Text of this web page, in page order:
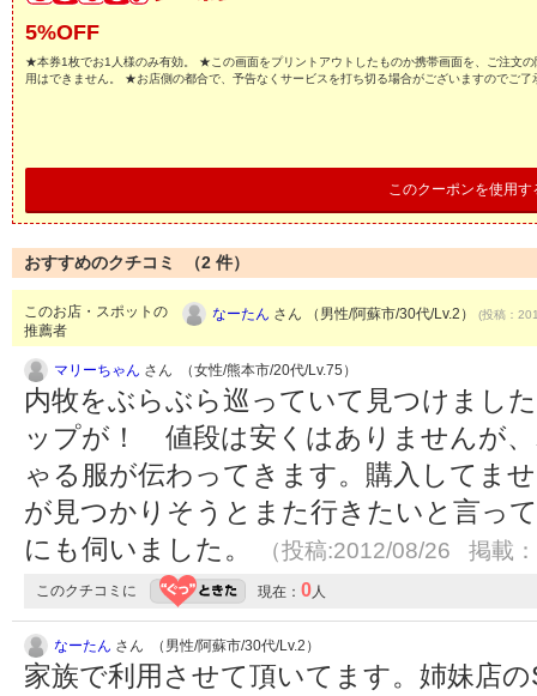
5%OFF
★本券1枚でお1人様のみ有効。 ★この画面をプリントアウトしたものか携帯画面を、ご注文
用はできません。 ★お店側の都合で、予告なくサービスを打ち切る場合がございますのでご了
このクーポンを使用す
おすすめのクチコミ （2 件）
このお店・スポットの
推薦者
なーたん さん （男性/阿蘇市/30代/Lv.2） (投稿：
マリーちゃん さん （女性/熊本市/20代/Lv.75）
内牧をぶらぶら巡っていて見つけまし
ップが！ 値段は安くはありませんが
ゃる服が伝わってきます。購入してま
が見つかりそうとまた行きたいと言っ
にも伺いました。
（投稿:2012/08/26 掲載
このクチコミに 現在： 0人
なーたん さん （男性/阿蘇市/30代/Lv.2）
家族で利用させて頂いてます。姉妹店